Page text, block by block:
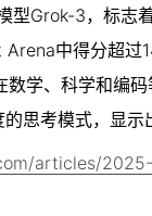
型Grok-3，标志
中得分超过
学、科学和编
思考模式，显
articles/